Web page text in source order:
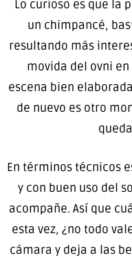
Lo curioso es que la
un chimpancé,
resultando más
movida del ovni
escena bien
de nuevo es otro
En términos técnicos
y con buen uso del
acompañe. Así que
esta vez, ¿no todo
cámara y deja a las